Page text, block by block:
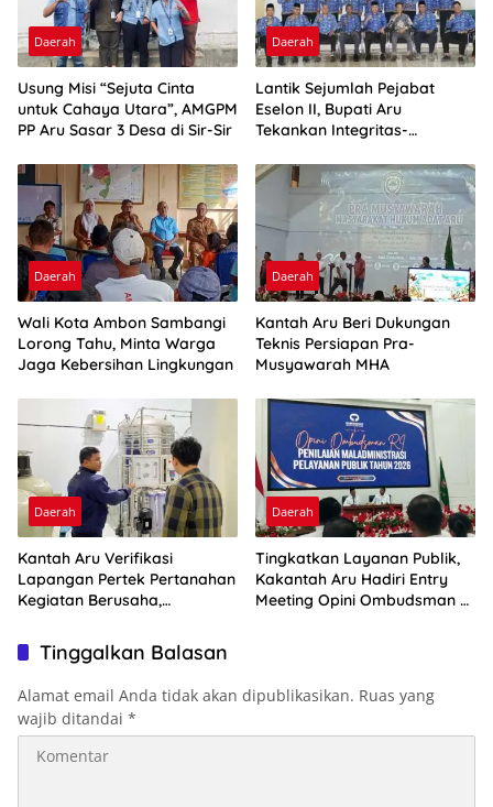
Daerah
Usung Misi “Sejuta Cinta
untuk Cahaya Utara”, AMGPM
PP Aru Sasar 3 Desa di Sir-Sir
Daerah
Lantik Sejumlah Pejabat
Eselon II, Bupati Aru
Tekankan Integritas-
Daerah
Wali Kota Ambon Sambangi
Lorong Tahu, Minta Warga
Jaga Kebersihan Lingkungan
Daerah
Kantah Aru Beri Dukungan
Teknis Persiapan Pra-
Musyawarah MHA
Daerah
Kantah Aru Verifikasi
Lapangan Pertek Pertanahan
Kegiatan Berusaha,
Daerah
Tingkatkan Layanan Publik,
Kakantah Aru Hadiri Entry
Meeting Opini Ombudsman RI
Tinggalkan Balasan
Alamat email Anda tidak akan dipublikasikan. Ruas yang
wajib ditandai *